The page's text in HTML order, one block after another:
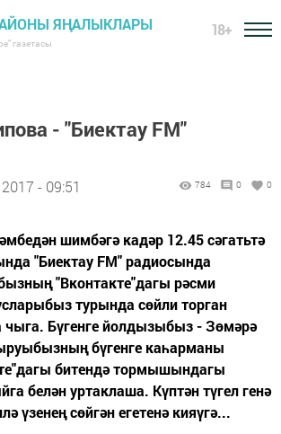
ЯҢАЛЫКЛАРЫ
газетасы
18+
- "Биектау FM"
- 09:51 784 0 0
шимбәгә кадәр 12.45 сәгатьтә
"Биектау FM" радиосында
"Вконтакте"дагы рәсми
турында сөйли торган
Бүгенге йолдызыбыз - Зөмәрә
бүгенге каһарманы
битендә тормышындагы
белән уртаклаша. Күптән түгел генә
үзенең сөйгән егетенә кияүгә...